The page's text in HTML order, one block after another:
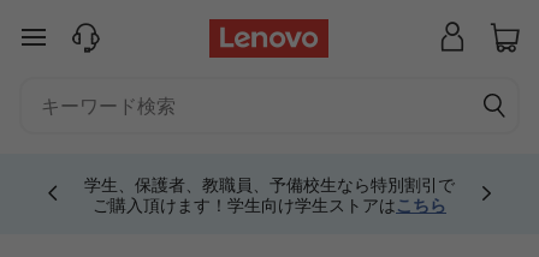
メインコンテンツにスキップする
学生、保護者、教職員、予備校生なら特別割引で
ご購入頂けます！学生向け学生ストアはこちら